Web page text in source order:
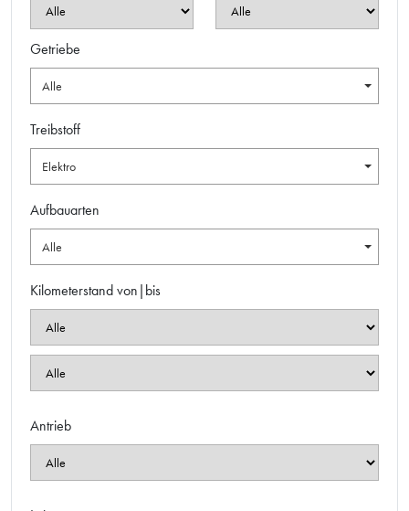
Getriebe
Alle
Treibstoff
Elektro
Aufbauarten
Alle
Kilometerstand von|bis
Antrieb